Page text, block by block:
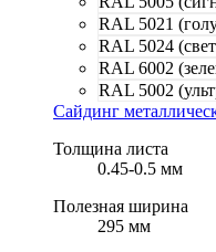
RAL 5021
RAL 5024
RAL 6002
RAL 5002
Сайдинг
Толщина листа
0.45-0.5 мм
Полезная ширина
295 мм